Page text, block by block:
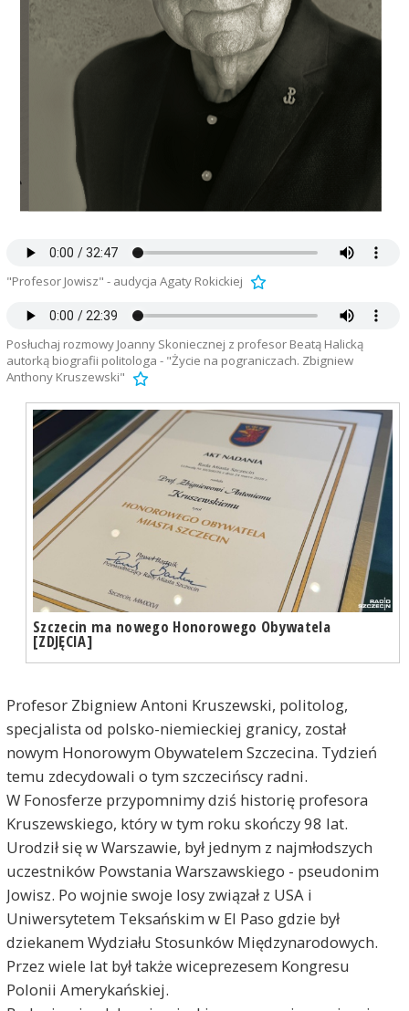
"Profesor Jowisz" - audycja Agaty Rokickiej
Posłuchaj rozmowy Joanny Skoniecznej z profesor Beatą Halicką
autorką biografii politologa - "Życie na pograniczach. Zbigniew
Anthony Kruszewski"
Szczecin ma nowego Honorowego Obywatela
[ZDJĘCIA]
Profesor Zbigniew Antoni Kruszewski, politolog,
specjalista od polsko-niemieckiej granicy, został
nowym Honorowym Obywatelem Szczecina. Tydzień
temu zdecydowali o tym szczecińscy radni.
W Fonosferze przypomnimy dziś historię profesora
Kruszewskiego, który w tym roku skończy 98 lat.
Urodził się w Warszawie, był jednym z najmłodszych
uczestników Powstania Warszawskiego - pseudonim
Jowisz. Po wojnie swoje losy związał z USA i
Uniwersytetem Teksańskim w El Paso gdzie był
dziekanem Wydziału Stosunków Międzynarodowych.
Przez wiele lat był także wiceprezesem Kongresu
Polonii Amerykańskiej.